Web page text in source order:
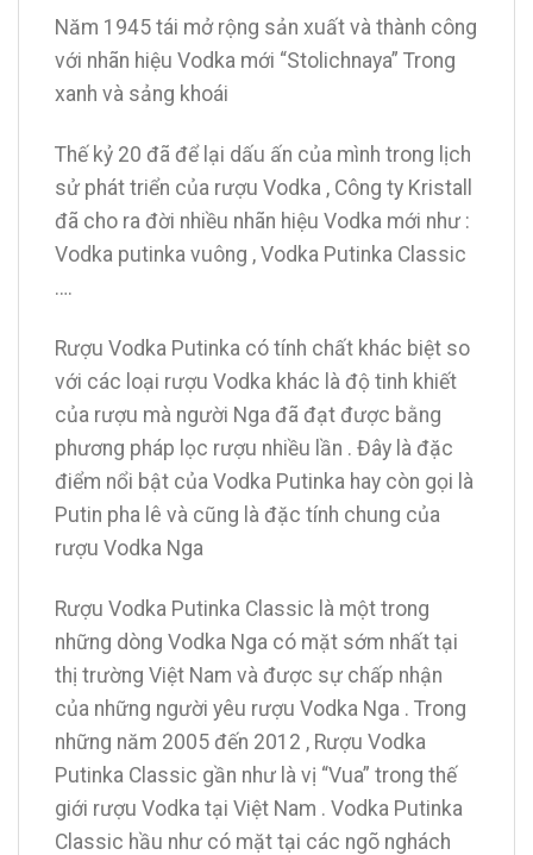
Năm 1945 tái mở rộng sản xuất và thành công
với nhãn hiệu Vodka mới “Stolichnaya” Trong
xanh và sảng khoái
Thế kỷ 20 đã để lại dấu ấn của mình trong lịch
sử phát triển của rượu Vodka , Công ty Kristall
đã cho ra đời nhiều nhãn hiệu Vodka mới như :
Vodka putinka vuông , Vodka Putinka Classic
….
Rượu Vodka Putinka có tính chất khác biệt so
với các loại rượu Vodka khác là độ tinh khiết
của rượu mà người Nga đã đạt được bằng
phương pháp lọc rượu nhiều lần . Đây là đặc
điểm nổi bật của Vodka Putinka hay còn gọi là
Putin pha lê và cũng là đặc tính chung của
rượu Vodka Nga
Rượu Vodka Putinka Classic là một trong
những dòng Vodka Nga có mặt sớm nhất tại
thị trường Việt Nam và được sự chấp nhận
của những người yêu rượu Vodka Nga . Trong
những năm 2005 đến 2012 , Rượu Vodka
Putinka Classic gần như là vị “Vua” trong thế
giới rượu Vodka tại Việt Nam . Vodka Putinka
Classic hầu như có mặt tại các ngõ nghách